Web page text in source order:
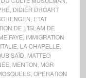
DIDIER DROART
ETAT
DE L'ISLAM DE
FAYE IMMIGRATION
ITALIE LA CHAPELLE
SAÏD MATTEO
MENTON MGR
, OPÉRATION